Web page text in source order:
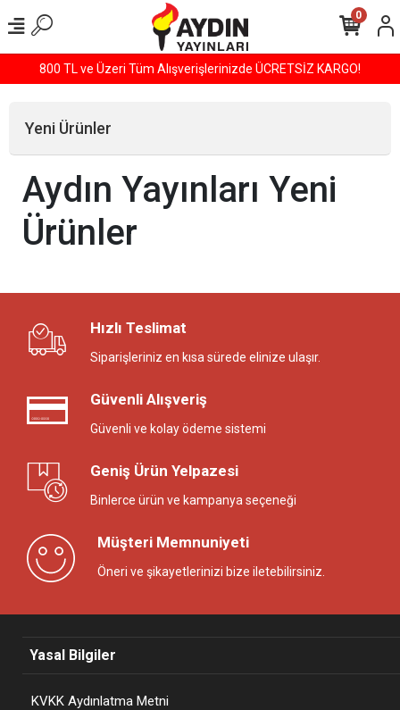
800 TL ve Üzeri Tüm Alışverişlerinizde ÜCRETSİZ KARGO!
0
Yeni Ürünler
Aydın Yayınları Yeni
Ürünler
Hızlı Teslimat
Siparişleriniz en kısa sürede elinize ulaşır.
Güvenli Alışveriş
Güvenli ve kolay ödeme sistemi
Geniş Ürün Yelpazesi
Binlerce ürün ve kampanya seçeneği
Müşteri Memnuniyeti
Öneri ve şikayetlerinizi bize iletebilirsiniz.
Yasal Bilgiler
KVKK Aydınlatma Metni